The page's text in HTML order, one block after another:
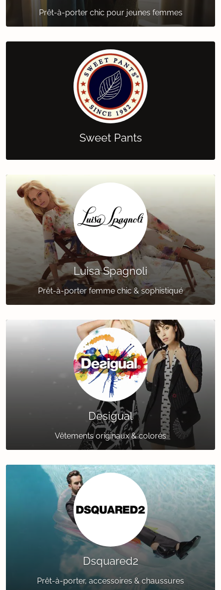
Prêt-à-porter chic pour jeunes femmes
Sweet Pants
Luisa Spagnoli
Prêt-à-porter femme chic & sophistiqué
Desigual
Vêtements originaux & colorés
Dsquared2
Prêt-à-porter, accessoires & chaussures